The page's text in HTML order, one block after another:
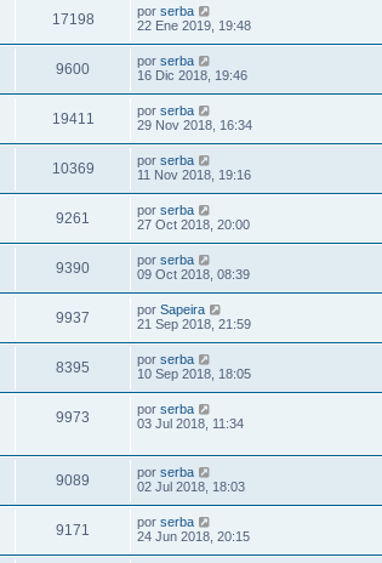
17198 por serba
22 Ene 2019, 19:48
9600 por serba
16 Dic 2018, 19:46
19411 por serba
29 Nov 2018, 16:34
10369 por serba
11 Nov 2018, 19:16
9261 por serba
27 Oct 2018, 20:00
9390 por serba
09 Oct 2018, 08:39
9937 por Sapeira
21 Sep 2018, 21:59
8395 por serba
10 Sep 2018, 18:05
9973 por serba
03 Jul 2018, 11:34
9089 por serba
02 Jul 2018, 18:03
9171 por serba
24 Jun 2018, 20:15